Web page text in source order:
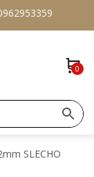
0
SLECHO